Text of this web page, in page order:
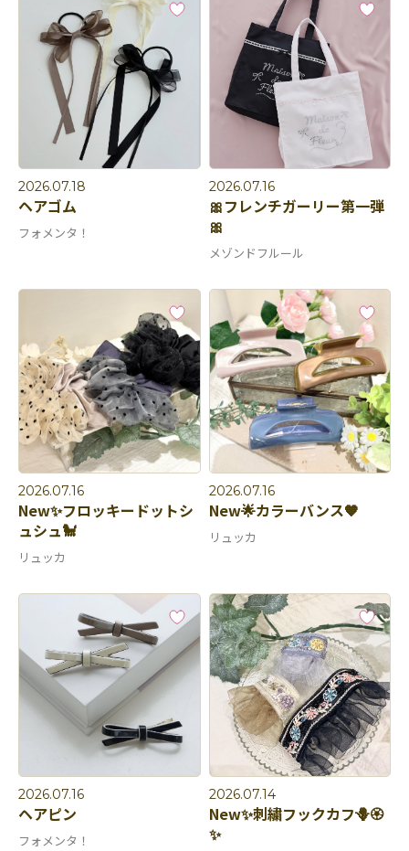
2026.07.18
ヘアゴム
フォメンタ！
2026.07.16
🎀フレンチガーリー第一弾
🎀
メゾンドフルール
2026.07.16
New✨フロッキードットシ
ュシュ🐩
リュッカ
2026.07.16
New🌟カラーバンス🧡
リュッカ
2026.07.16
ヘアピン
フォメンタ！
2026.07.14
New✨刺繍フックカフ🪻🏵️
✨